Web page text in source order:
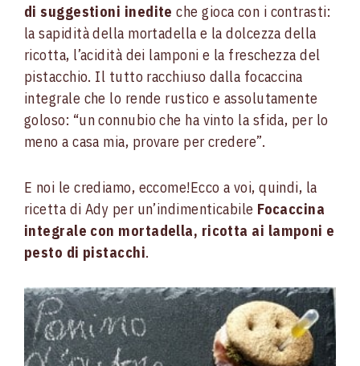
di suggestioni inedite che gioca con i contrasti:
la sapidità della mortadella e la dolcezza della
ricotta, l’acidità dei lamponi e la freschezza del
pistacchio. Il tutto racchiuso dalla focaccina
integrale che lo rende rustico e assolutamente
goloso: “un connubio che ha vinto la sfida, per lo
meno a casa mia, provare per credere”.
E noi le crediamo, eccome!Ecco a voi, quindi, la
ricetta di Ady per un’indimenticabile Focaccina
integrale con mortadella, ricotta ai lamponi e
pesto di pistacchi.